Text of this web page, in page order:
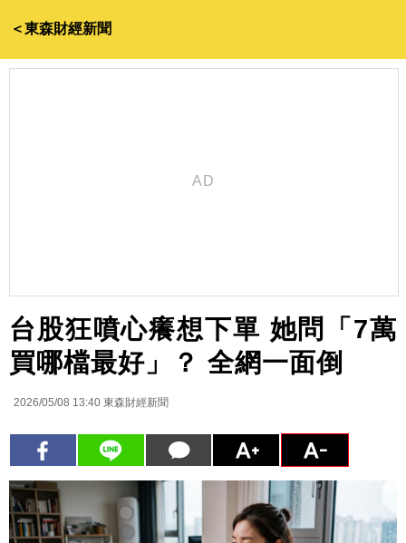
＜東森財經新聞
台股狂噴心癢想下單 她問「7萬
買哪檔最好」？ 全網一面倒
2026/05/08 13:40 東森財經新聞